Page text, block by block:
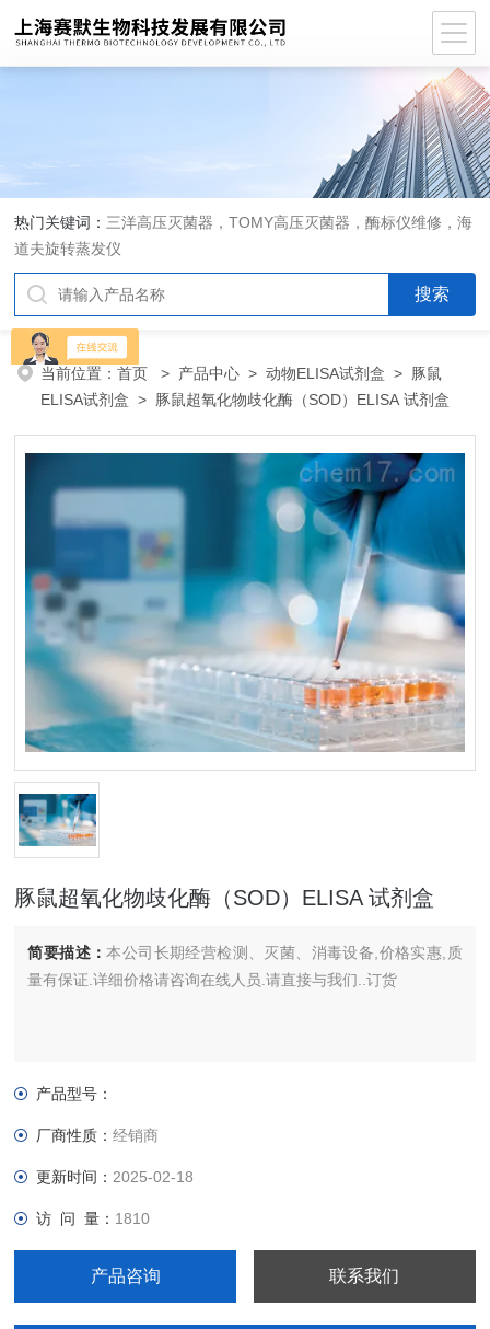
热门关键词： 三洋高压灭菌器，TOMY高压灭菌器，酶标仪维修，海
道夫旋转蒸发仪
当前位置：首页 > 产品中心 >动物ELISA试剂盒 > 豚鼠
ELISA试剂盒 > 豚鼠超氧化物歧化酶（SOD）ELISA 试剂盒
豚鼠超氧化物歧化酶（SOD）ELISA 试剂盒
简要描述：本公司长期经营检测、灭菌、消毒设备,价格实惠,质
量有保证.详细价格请咨询在线人员.请直接与我们..订货
产品型号：
厂商性质：经销商
更新时间： 2025-02-18
访 问 量： 1810
产品咨询 联系我们